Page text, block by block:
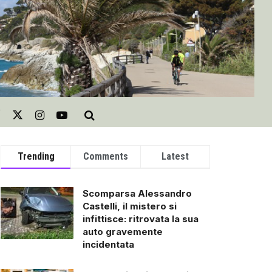
Trending Comments Latest
Scomparsa Alessandro
Castelli, il mistero si
infittisce: ritrovata la sua
auto gravemente
incidentata